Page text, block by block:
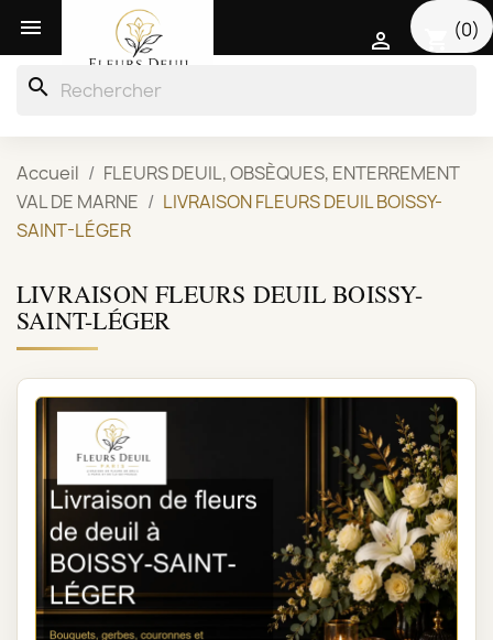
 (0)

search
Accueil
FLEURS DEUIL, OBSÈQUES, ENTERREMENT
VAL DE MARNE
LIVRAISON FLEURS DEUIL BOISSY-
SAINT-LÉGER
LIVRAISON FLEURS DEUIL BOISSY-
SAINT-LÉGER